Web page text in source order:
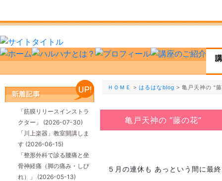
ＨＯＭＥ > はるはなblog > 亀戸天神の “
亀戸天神の “藤の花”
５月の連休も あっという間に最
「筋膜リリースインストラ
クター」 (2026-07-30)
「川上楽器」教室開講しま
す (2026-06-15)
「整形外科で診る腰痛と坐
骨神経痛（脚の痛み・しび
れ）」 (2026-05-13)